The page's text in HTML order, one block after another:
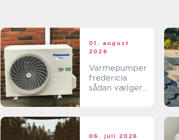
01. august
2026
Varmepumper
fredericia
sådan vælger
06. juli 2026